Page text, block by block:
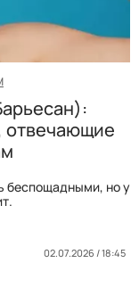
отвечающие
беспощадными, но у
02.07.2026 / 18:45